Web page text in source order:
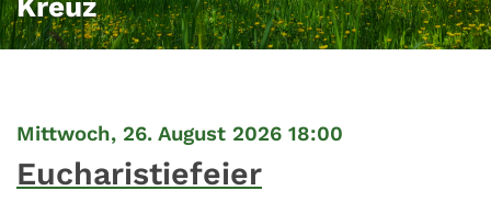
Mittwoch, 26. August 2026 18:00
Eucharistiefeier